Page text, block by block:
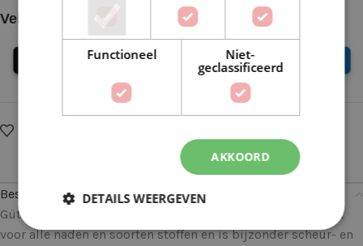
Veilig online betalen
Beschrijving
Gütermann allesnaaigaren kan universeel worden gebruikt
voor alle naden en soorten stoffen en is bijzonder scheur- en
Functioneel
Niet-
geclassificeerd
AKKOORD
DETAILS WEERGEVEN